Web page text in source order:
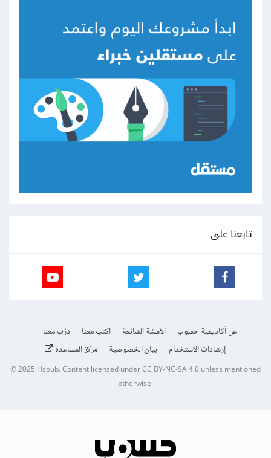
تابعنا على
عن أكاديمية حسوب الأسئلة الشائعة اكتب معنا
درّب معنا
إرشادات الاستخدام
بيان الخصوصية مركز المساعدة
© 2025Hsoub.Content licensed underCC BY-NC-SA 4.0unless mentioned
otherwise.